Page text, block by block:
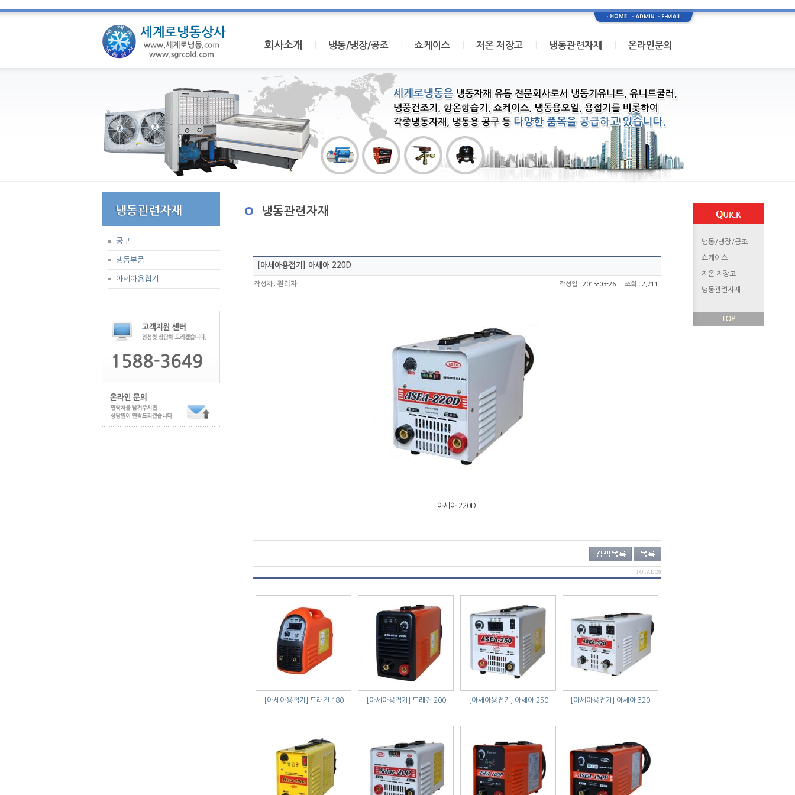
회사소개 냉동/냉장/공조 쇼케이스 저온 저장고 냉동관련자재 온라인문의
공구
냉동부품
아세아용접기
냉동관련자재
[아세아용접기] 아세아 220D
작성자: 관리자 작성일 : 2015-03-26 조회 : 2,711
아세아 220D
TOTAL 26
[아세아용접기] 드래건 180 [아세아용접기] 드래건 200 [아세아용접기] 아세아 250 [아세아용접기] 아세아 320
냉동/냉장/공조
쇼케이스
저온 저장고
냉동관련자재